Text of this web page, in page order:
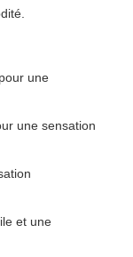
une
une sensation
et une